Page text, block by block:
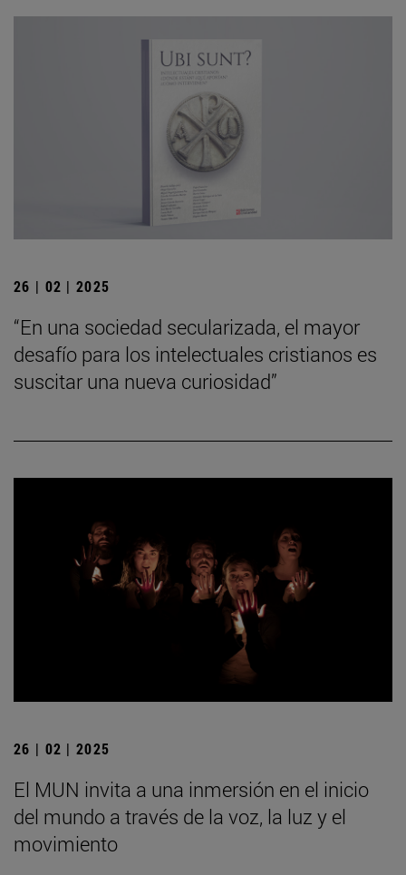
26 | 02 | 2025
“En una sociedad secularizada, el mayor
desafío para los intelectuales cristianos es
suscitar una nueva curiosidad”
26 | 02 | 2025
El MUN invita a una inmersión en el inicio
del mundo a través de la voz, la luz y el
movimiento